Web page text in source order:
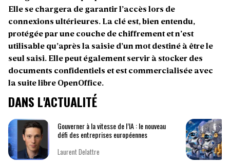
Elle se chargera de garantir l’accès lors de
connexions ultérieures. La clé est, bien entendu,
protégée par une couche de chiffrement et n’est
utilisable qu’après la saisie d’un mot destiné à être le
seul saisi. Elle peut également servir à stocker des
documents confidentiels et est commercialisée avec
la suite libre OpenOffice.
DANS L'ACTUALITÉ
Gouverner à la vitesse de l’IA : le nouveau
défi des entreprises européennes
Laurent Delattre